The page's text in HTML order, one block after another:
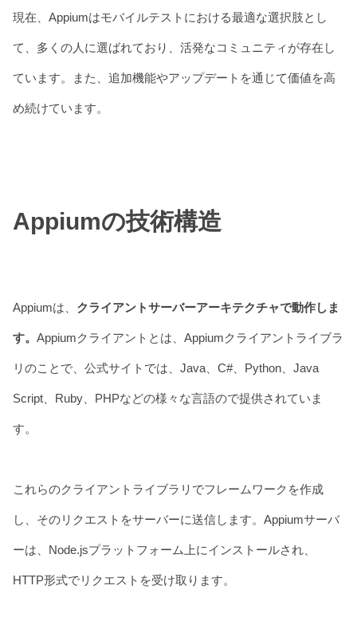
現在、Appiumはモバイルテストにおける最適な選択肢とし
て、多くの人に選ばれており、活発なコミュニティが存在し
ています。また、追加機能やアップデートを通じて価値を高
め続けています。
Appiumの技術構造
Appiumは、 クライアントサーバーアーキテクチャで動作しま
す。 Appiumクライアントとは、Appiumクライアントライブラ
リのことで、公式サイトでは、Java、C#、Python、Java
Script、Ruby、PHPなどの様々な言語ので提供されていま
す。
これらのクライアントライブラリでフレームワークを作成
し、そのリクエストをサーバーに送信します。Appiumサーバ
ーは、Node.jsプラットフォーム上にインストールされ、
HTTP形式でリクエストを受け取ります。